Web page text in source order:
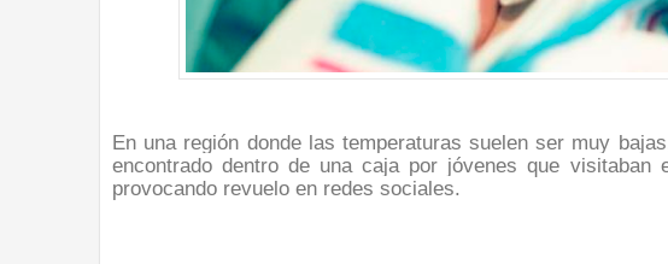
En una región donde las temperaturas suelen ser muy
encontrado dentro de una caja por jóvenes que
provocando revuelo en redes sociales.